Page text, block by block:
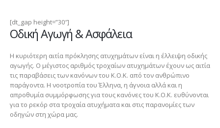
[dt_gap height=”30″]
Οδική Αγωγή & Ασφάλεια
Η κυριότερη αιτία πρόκλησης ατυχημάτων είναι η έλλειψη οδικής
αγωγής. Ο μέγιστος αριθμός τροχαίων ατυχημάτων έχουν ως αιτία
τις παραβάσεις των κανόνων του Κ.Ο.Κ. από τον ανθρώπινο
παράγοντα. Η νοοτροπία του Έλληνα, η άγνοια αλλά και η
απροθυμία συμμόρφωσης για τους κανόνες του Κ.Ο.Κ. ευθύνονται
για το ρεκόρ στα τροχαία ατυχήματα και στις παρανομίες των
οδηγών στη χώρα μας.